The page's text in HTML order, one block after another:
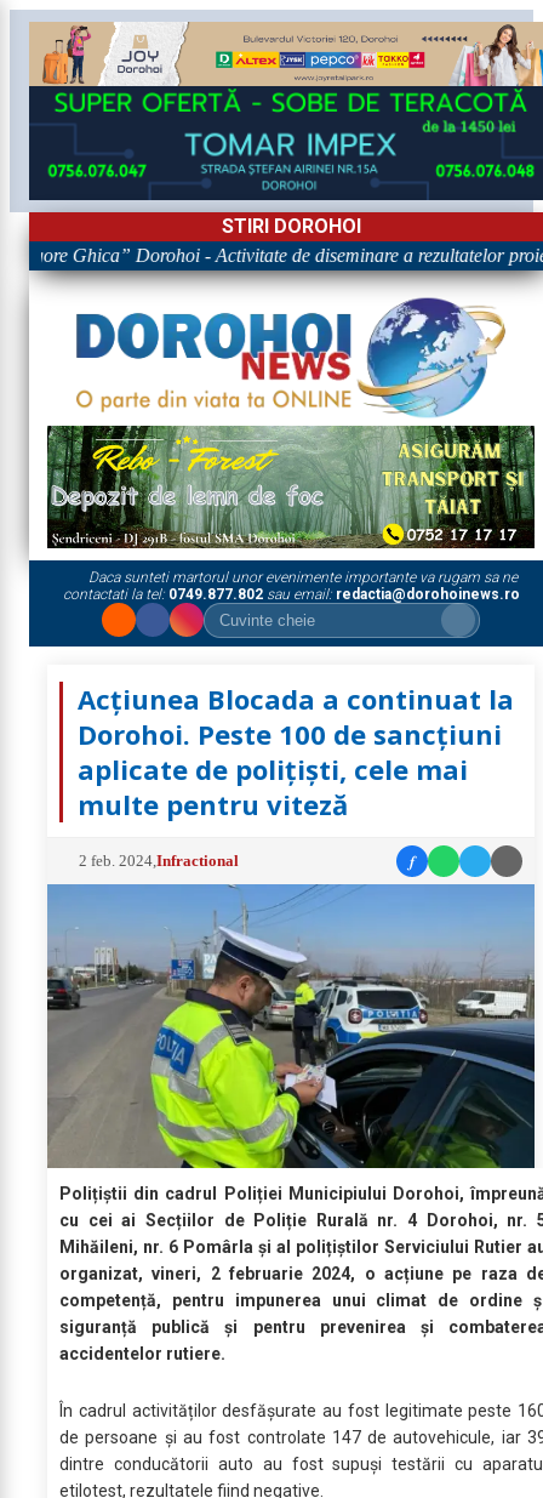
STIRI DOROHOI
Ghica” Dorohoi - Activitate de diseminare a rezultatelor
Daca sunteti martorul unor evenimente importante va rugam sa ne
contactati la tel: 0749.877.802sau email: redactia@dorohoinews.ro
Acțiunea Blocada a continuat la
Dorohoi. Peste 100 de sancțiuni
aplicate de polițiști, cele mai
multe pentru viteză
2 feb. 2024 ,Infractional f
Polițiștii din cadrul Poliției Municipiului Dorohoi,
cu cei ai Secțiilor de Poliție Rurală nr. 4 Dorohoi, nr.
Mihăileni, nr. 6 Pomârla și al polițiștilor Serviciului Rutier
organizat, vineri, 2 februarie 2024, o acțiune pe raza
competență, pentru impunerea unui climat de ordine
siguranță publică și pentru prevenirea și
accidentelor rutiere.
În cadrul activităților desfășurate au fost legitimate peste
de persoane și au fost controlate 147 de autovehicule, iar
dintre conducătorii auto au fost supuși testării cu
etilotest, rezultatele fiind negative.